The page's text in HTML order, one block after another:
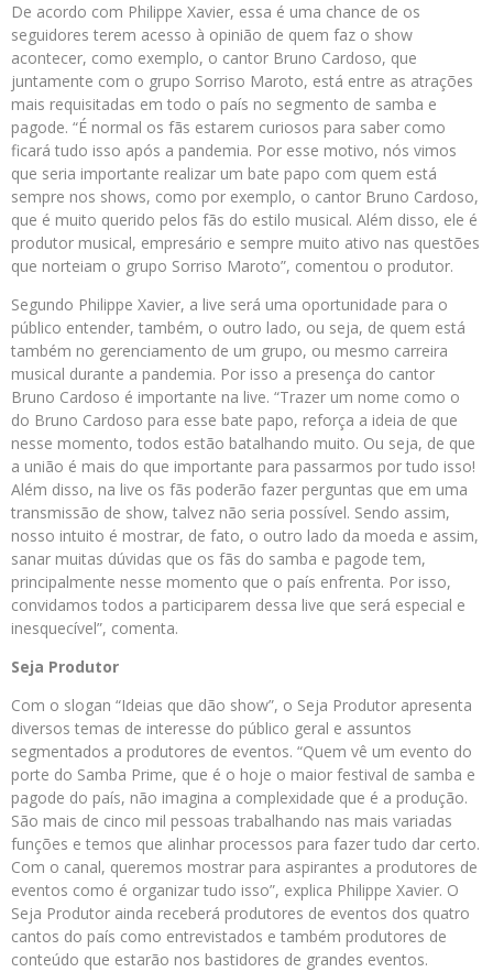
De acordo com Philippe Xavier, essa é uma chance de os
seguidores terem acesso à opinião de quem faz o show
acontecer, como exemplo, o cantor Bruno Cardoso, que
juntamente com o grupo Sorriso Maroto, está entre as atrações
mais requisitadas em todo o país no segmento de samba e
pagode. “É normal os fãs estarem curiosos para saber como
ficará tudo isso após a pandemia. Por esse motivo, nós vimos
que seria importante realizar um bate papo com quem está
sempre nos shows, como por exemplo, o cantor Bruno Cardoso,
que é muito querido pelos fãs do estilo musical. Além disso, ele é
produtor musical, empresário e sempre muito ativo nas questões
que norteiam o grupo Sorriso Maroto”, comentou o produtor.
Segundo Philippe Xavier, a live será uma oportunidade para o
público entender, também, o outro lado, ou seja, de quem está
também no gerenciamento de um grupo, ou mesmo carreira
musical durante a pandemia. Por isso a presença do cantor
Bruno Cardoso é importante na live. “Trazer um nome como o
do Bruno Cardoso para esse bate papo, reforça a ideia de que
nesse momento, todos estão batalhando muito. Ou seja, de que
a união é mais do que importante para passarmos por tudo isso!
Além disso, na live os fãs poderão fazer perguntas que em uma
transmissão de show, talvez não seria possível. Sendo assim,
nosso intuito é mostrar, de fato, o outro lado da moeda e assim,
sanar muitas dúvidas que os fãs do samba e pagode tem,
principalmente nesse momento que o país enfrenta. Por isso,
convidamos todos a participarem dessa live que será especial e
inesquecível”, comenta.
Seja Produtor
Com o slogan “Ideias que dão show”, o Seja Produtor apresenta
diversos temas de interesse do público geral e assuntos
segmentados a produtores de eventos. “Quem vê um evento do
porte do Samba Prime, que é o hoje o maior festival de samba e
pagode do país, não imagina a complexidade que é a produção.
São mais de cinco mil pessoas trabalhando nas mais variadas
funções e temos que alinhar processos para fazer tudo dar certo.
Com o canal, queremos mostrar para aspirantes a produtores de
eventos como é organizar tudo isso”, explica Philippe Xavier. O
Seja Produtor ainda receberá produtores de eventos dos quatro
cantos do país como entrevistados e também produtores de
conteúdo que estarão nos bastidores de grandes eventos.